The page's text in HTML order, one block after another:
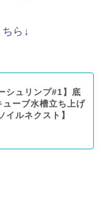
ら↓
シュリンプ#1】底
ーブ水槽立ち上げ
イルネクスト】